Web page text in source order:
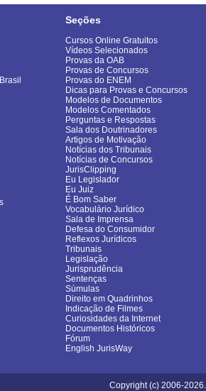
Seções
Cursos Online Gratuitos
Vídeos Selecionados
Provas da OAB
Provas de Concursos
Provas do ENEM
Dicas para Provas e Concursos
Modelos de Documentos
Modelos Comentados
Perguntas e Respostas
Sala dos Doutrinadores
Artigos de Motivação
Notícias dos Tribunais
Notícias de Concursos
JurisClipping
Eu Legislador
Eu Juiz
É Bom Saber
Vocabulário Jurídico
Sala de Imprensa
Defesa do Consumidor
Reflexos Jurídicos
Tribunais
Legislação
Jurisprudência
Sentenças
Súmulas
Direito em Quadrinhos
Indicação de Filmes
Curiosidades da Internet
Documentos Históricos
Fórum
English JurisWay
Copyright (c) 2006-